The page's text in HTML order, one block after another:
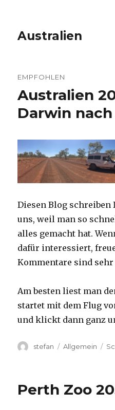
Australien
EMPFOHLEN
Australien
Darwin
Diesen Blog schreiben
uns, weil man so
alles gemacht hat.
dafür interessiert,
Kommentare sind
Am besten liest man
startet mit dem Flug
und klickt dann ganz
Autor
stefan Kategorien
Allgemein
Perth Zoo